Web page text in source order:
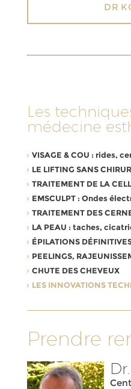
DR
Les
médecine
VISAGE & COU : rides,
LE LIFTING SANS
TRAITEMENT DE LA
EMSCULPT : Ondes
TRAITEMENT DES
LA PEAU : taches,
ÉPILATIONS
PEELINGS,
CHUTE DES CHEVEUX
LES INNOVATIONS
Prendre